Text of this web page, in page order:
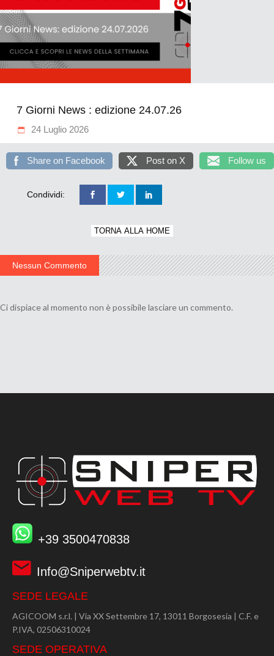
7 Giorni News : edizione 24.07.26
24 Luglio 2026
Share on Facebook Post on X Follow us
Condividi:
TORNA ALLA HOME
Nessun Commento
Ci dispiace al momento non è possibile lasciare un commento.
+39 3500470838
Info@Sniperwebtv.it
SEDE LEGALE
AGICOOM s.r.l. | Via XX Settembre 17, 13011 Borgosesia | C.F. e
P.IVA, 02506310024
SEDE OPERATIVA